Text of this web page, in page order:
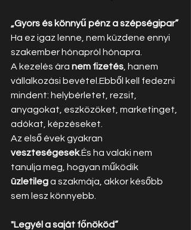
„Gyors és könnyű pénz a szépségipar”
Ha ez igaz lenne, nem küzdene ennyi
szakember hónapról hónapra.
A kezelés ára nem fizetés , hanem
vállalkozási bevétel.Ebből kell fedezni
mindent: helybérletet, rezsit,
anyagokat, eszközöket, marketinget,
adókat, képzéseket.
Az első évek gyakran
veszteségesek.És ha valaki nem
tanulja meg, hogyan működik
üzletileg a szakmája, akkor később
sem lesz könnyebb.
"Legyél a saját főnököd”